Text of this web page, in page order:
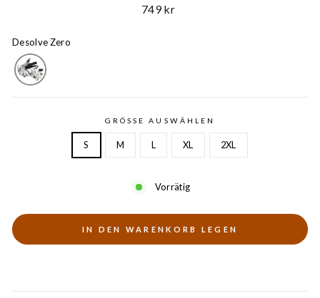
Ord.
749 kr
Desolve Zero
GRÖSSE AUSWÄHLEN
S M L XL 2XL
Vorrätig
IN DEN WARENKORB LEGEN